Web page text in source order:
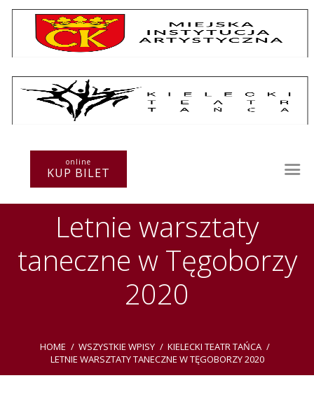
online
KUP BILET
Letnie warsztaty
taneczne w Tęgoborzy
2020
HOME WSZYSTKIE WPISY
KIELECKI TEATR TAŃCA
LETNIE WARSZTATY TANECZNE W TĘGOBORZY 2020
Repertuar
Teatr / Zespół
Przestrzenie Sztuki
Festiwal
Kurs instruktorski
Sprawozdania
Kontakt